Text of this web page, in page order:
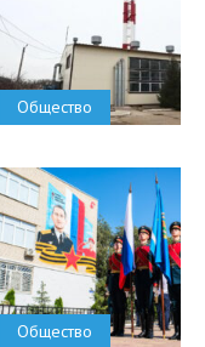
Общество
Общество